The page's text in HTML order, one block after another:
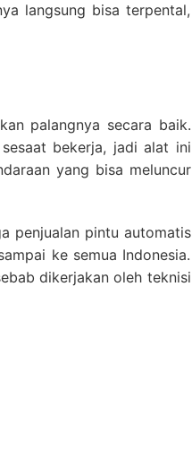
langsung bisa terpental,
palangnya secara baik.
bekerja, jadi alat ini
yang bisa meluncur
penjualan pintu automatis
ke semua Indonesia.
dikerjakan oleh teknisi